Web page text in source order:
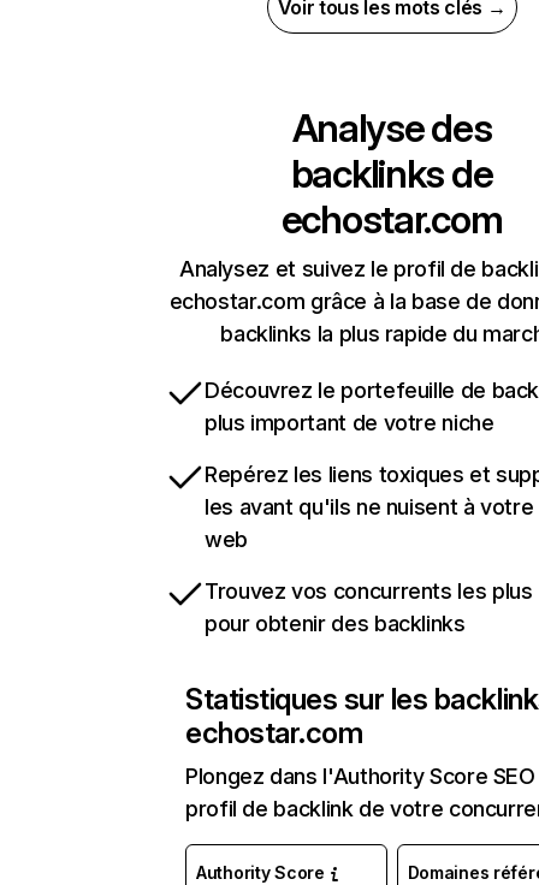
Voir tous les mots clés →
Analyse des
backlinks de
echostar.com
Analysez et suivez le profil de
echostar.com grâce à la base de
backlinks la plus rapide du
Découvrez le portefeuille de
plus important de votre niche
Repérez les liens toxiques et
les avant qu'ils ne nuisent à
web
Trouvez vos concurrents les
pour obtenir des backlinks
Statistiques sur les
echostar.com
Plongez dans l'Authority Score
profil de backlink de votre
Authority Score Domaines